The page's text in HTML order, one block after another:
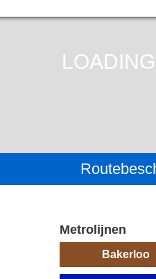
Metrolijnen
Bakerloo